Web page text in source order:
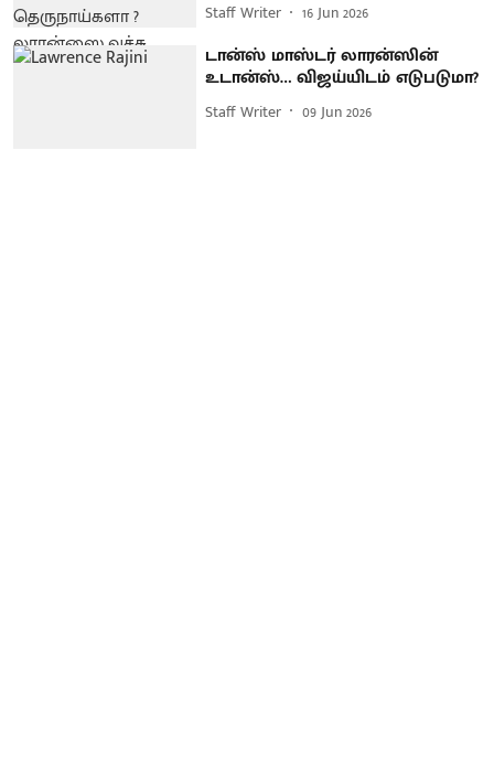
Staff Writer 16 Jun 2026
டான்ஸ் மாஸ்டர் லாரன்ஸின்
உடான்ஸ்… விஜய்யிடம் எடுபடுமா?
Staff Writer 09 Jun 2026